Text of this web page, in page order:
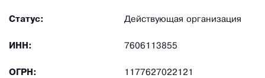
Статус: Действующая организация
ИНН: 7606113855
ОГРН: 1177627022121